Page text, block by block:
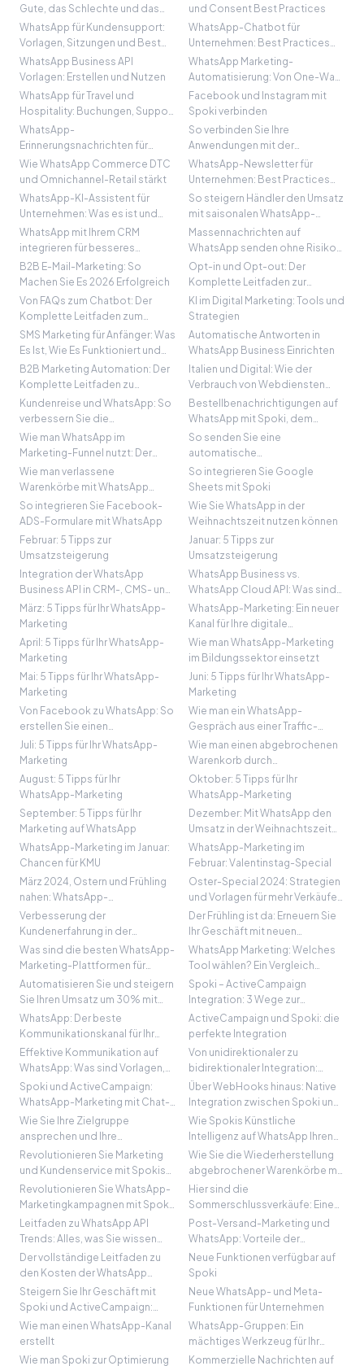
Gute, das Schlechte und das
Bessere
und Consent Best Practices
WhatsApp für Kundensupport:
Vorlagen, Sitzungen und Best
Practices
WhatsApp-Chatbot für
Unternehmen: Best Practices
mit der WhatsApp Business API
WhatsApp Business API
Vorlagen: Erstellen und Nutzen
WhatsApp Marketing-
Automatisierung: Von One-Way
zu Two-Way-Gesprächen
WhatsApp für Travel und
Hospitality: Buchungen, Support
und Automatisierung
Facebook und Instagram mit
Spoki verbinden
WhatsApp-
Erinnerungsnachrichten für
Unternehmen: Best Practices
und Beispiele
So verbinden Sie Ihre
Anwendungen mit der
WhatsApp Business API
Wie WhatsApp Commerce DTC
und Omnichannel-Retail stärkt
WhatsApp-Newsletter für
Unternehmen: Best Practices
und Einstieg
WhatsApp-KI-Assistent für
Unternehmen: Was es ist und
wie Spoki hilft
So steigern Händler den Umsatz
mit saisonalen WhatsApp-
Kampagnen
WhatsApp mit Ihrem CRM
integrieren für besseres
Kundenmanagement
Massennachrichten auf
WhatsApp senden ohne Risiko
einer Sperre
B2B E-Mail-Marketing: So
Machen Sie Es 2026 Erfolgreich
Opt-in und Opt-out: Der
Komplette Leitfaden zur
Einwilligungsverwaltung für SMS
und WhatsApp
Von FAQs zum Chatbot: Der
Komplette Leitfaden zum
Kunden-Self-Service
KI im Digital Marketing: Tools und
Strategien
SMS Marketing für Anfänger: Was
Es Ist, Wie Es Funktioniert und
Best Practices
Automatische Antworten in
WhatsApp Business Einrichten
B2B Marketing Automation: Der
Komplette Leitfaden zu
Strategien, Tools und Best
Practices
Italien und Digital: Wie der
Verbrauch von Webdiensten
2020 gestiegen ist
Kundenreise und WhatsApp: So
verbessern Sie die
Nutzererfahrung mit WhatsApp
Bestellbenachrichtigungen auf
WhatsApp mit Spoki, dem
WooCommerce-Plugin
Wie man WhatsApp im
Marketing-Funnel nutzt: Der
Spoki-Fall
So senden Sie eine
automatische
Erinnerungsnachricht auf
WhatsApp
Wie man verlassene
Warenkörbe mit WhatsApp
zurückgewinnt
So integrieren Sie Google
Sheets mit Spoki
So integrieren Sie Facebook-
ADS-Formulare mit WhatsApp
Wie Sie WhatsApp in der
Weihnachtszeit nutzen können
Februar: 5 Tipps zur
Umsatzsteigerung
Januar: 5 Tipps zur
Umsatzsteigerung
Integration der WhatsApp
Business API in CRM-, CMS- und
Marketing-Tools
WhatsApp Business vs.
WhatsApp Cloud API: Was sind
die Unterschiede
März: 5 Tipps für Ihr WhatsApp-
Marketing
WhatsApp-Marketing: Ein neuer
Kanal für Ihre digitale
Marketingstrategie
April: 5 Tipps für Ihr WhatsApp-
Marketing
Wie man WhatsApp-Marketing
im Bildungssektor einsetzt
Mai: 5 Tipps für Ihr WhatsApp-
Marketing
Juni: 5 Tipps für Ihr WhatsApp-
Marketing
Von Facebook zu WhatsApp: So
erstellen Sie einen
vollständigen Funnel zur
Maximierung der Konversionen!
Wie man ein WhatsApp-
Gespräch aus einer Traffic-
Kampagne startet
Juli: 5 Tipps für Ihr WhatsApp-
Marketing
Wie man einen abgebrochenen
Warenkorb durch
Automatisierung auf WhatsApp
zurückgewinnt
August: 5 Tipps für Ihr
WhatsApp-Marketing
Oktober: 5 Tipps für Ihr
WhatsApp-Marketing
September: 5 Tipps für Ihr
Marketing auf WhatsApp
Dezember: Mit WhatsApp den
Umsatz in der Weihnachtszeit
steigern
WhatsApp-Marketing im Januar:
Chancen für KMU
WhatsApp-Marketing im
Februar: Valentinstag-Special
März 2024, Ostern und Frühling
nahen: WhatsApp-
Marketingstrategien zur
Umsatzsteigerung
Oster-Special 2024: Strategien
und Vorlagen für mehr Verkäufe
und Buchungen mit WhatsApp
und Spoki
Verbesserung der
Kundenerfahrung in der
Kaufphase mit WhatsApp und
Spoki: Der Fall Mirco Gasparotto
Der Frühling ist da: Erneuern Sie
Ihr Geschäft mit neuen
Produkten und exklusiven
Katalogen
Was sind die besten WhatsApp-
Marketing-Plattformen für
Unternehmen? Hier sind fünf
effektive Lösungen
WhatsApp Marketing: Welches
Tool wählen? Ein Vergleich
zwischen autorisierten und
nicht autorisierten Lösungen.
Automatisieren Sie und steigern
Sie Ihren Umsatz um 30% mit
den neuen Funktionen von
Spoki
Spoki – ActiveCampaign
Integration: 3 Wege zur
Verbesserung Ihrer
Unternehmensleistung
WhatsApp: Der beste
Kommunikationskanal für Ihr
Unternehmen
ActiveCampaign und Spoki: die
perfekte Integration
Effektive Kommunikation auf
WhatsApp: Was sind Vorlagen,
offene Vorlagen und freie
Nachrichten?
Von unidirektionaler zu
bidirektionaler Integration:
Sofortige und intelligente
Kommunikation mit Spoki und
ActiveCampaign
Spoki und ActiveCampaign:
WhatsApp-Marketing mit Chat-
Einbettung optimieren
Über WebHooks hinaus: Native
Integration zwischen Spoki und
ActiveCampaign zur
Transformation der
Kundenkommunikation
Wie Sie Ihre Zielgruppe
ansprechen und Ihre
Kommunikation mit Spoki,
ActiveCampaign und WhatsApp
personalisieren
Wie Spokis Künstliche
Intelligenz auf WhatsApp Ihren
Kundenservice verbessert
Revolutionieren Sie Marketing
und Kundenservice mit Spokis
AI-Chatbot auf WhatsApp
Wie Sie die Wiederherstellung
abgebrochener Warenkörbe mit
Spoki, WhatsApp und
ActiveCampaign um 40 %
steigern: Mehr Umsatz und
Gewinn
Revolutionieren Sie WhatsApp-
Marketingkampagnen mit Spoki:
Personalisierte Interaktion und
fortschrittliche Automatisierung
Hier sind die
Sommerschlussverkäufe: Eine
Chance, den Umsatz mit
WhatsApp-Marketing zu
steigern
Leitfaden zu WhatsApp API
Trends: Alles, was Sie wissen
müssen
Post-Versand-Marketing und
WhatsApp: Vorteile der
Integration von Spoki und Qapla
Der vollständige Leitfaden zu
den Kosten der WhatsApp
Business API
Neue Funktionen verfügbar auf
Spoki
Steigern Sie Ihr Geschäft mit
Spoki und ActiveCampaign:
+30% Umsatz
Neue WhatsApp- und Meta-
Funktionen für Unternehmen
Wie man einen WhatsApp-Kanal
erstellt
WhatsApp-Gruppen: Ein
mächtiges Werkzeug für Ihr
Unternehmen
Wie man Spoki zur Optimierung Kommerzielle Nachrichten auf